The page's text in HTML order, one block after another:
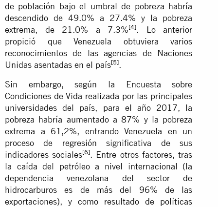
de población bajo el umbral de pobreza habría
descendido de 49.0% a 27.4% y la pobreza
extrema, de 21.0% a 7.3%[4]. Lo anterior
propició que Venezuela obtuviera varios
reconocimientos de las agencias de Naciones
Unidas asentadas en el país[5].
Sin embargo, según la Encuesta sobre
Condiciones de Vida realizada por las principales
universidades del país, para el año 2017, la
pobreza habría aumentado a 87% y la pobreza
extrema a 61,2%, entrando Venezuela en un
proceso de regresión significativa de sus
indicadores sociales[6]. Entre otros factores, tras
la caída del petróleo a nivel internacional (la
dependencia venezolana del sector de
hidrocarburos es de más del 96% de las
exportaciones), y como resultado de políticas